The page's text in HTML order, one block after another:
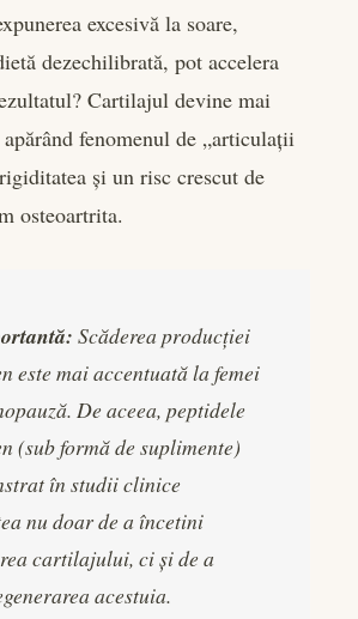
excesivă la soare,
dezechilibrată, pot accelera
Cartilajul devine mai
fenomenul de „articulații
și un risc crescut de
osteoartrita.
Scăderea producției
este mai accentuată la femei
De aceea, peptidele
(sub formă de suplimente)
în studii clinice
nu doar de a încetini
cartilajului, ci și de a
acestuia.